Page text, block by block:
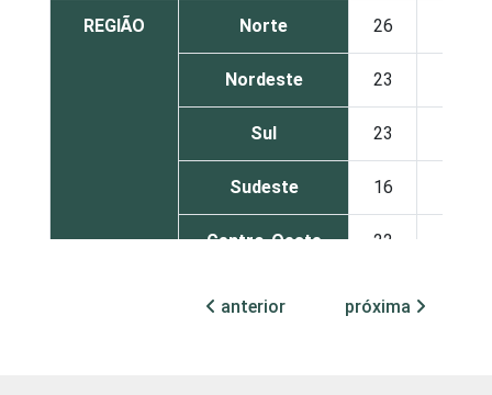
REGIÃO Norte 26
Nordeste 23
Sul 23
Sudeste 16
Centro-Oeste 22
Associações
anterior próxima